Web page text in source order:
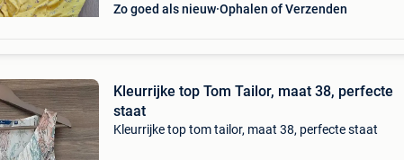
Zo goed als nieuw Ophalen of Verzenden
Kleurrijke top Tom Tailor, maat 38, perfecte
staat
Kleurrijke top tom tailor, maat 38, perfecte staat